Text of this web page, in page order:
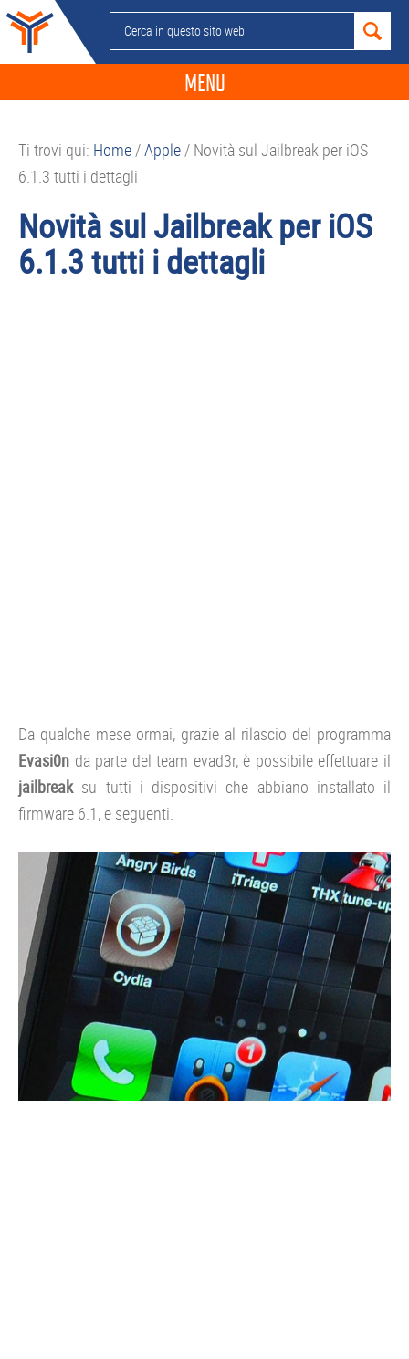
Passa
alla
navigazione
Passa
contenuto
Passa
alla
barra
Passa
piè
Cerca
in
sito
MENU
GUIDE ACQUISTO
SMARTPHONE
TABLET
Ti trovi qui: Home/Apple/ Novità sul Jailbreak per iOS
6.1.3 tutti i dettagli
Novità sul Jailbreak per iOS
6.1.3 tutti i dettagli
Da qualche mese ormai, grazie al rilascio del programma
Evasi0n da parte del team evad3r, è possibile effettuare il
jailbreaksu tutti i dispositivi che abbiano installato il
firmware 6.1, e seguenti.